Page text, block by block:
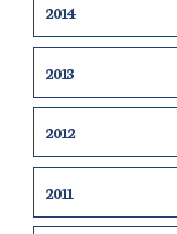
2014
2013
2012
2011